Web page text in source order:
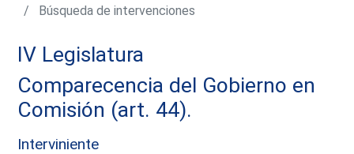
Búsqueda de intervenciones
IV Legislatura
Comparecencia del Gobierno en
Comisión (art. 44).
Interviniente